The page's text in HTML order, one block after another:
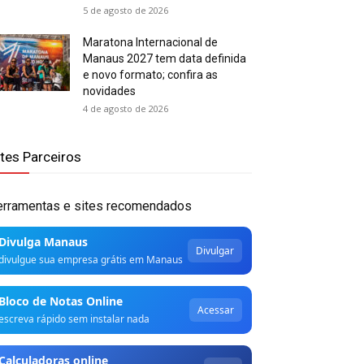
5 de agosto de 2026
Maratona Internacional de
Manaus 2027 tem data definida
e novo formato; confira as
novidades
4 de agosto de 2026
Parceiros
e sites recomendados
Manaus
sua empresa grátis em Manaus
Divulgar
de Notas Online
rápido sem instalar nada
Acessar
online